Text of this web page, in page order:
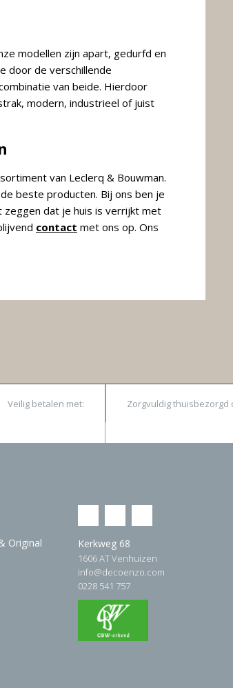
modellen zijn apart, gedurfd en
door de verschillende
van beide. Hierdoor
modern, industrieel of juist
van Leclerq & Bouwman.
beste producten. Bij ons ben je
zeggen dat je huis is verrijkt met
contact met ons op. Ons
Veilig betalen met: Zorgvuldig thuisbezorgd
Original
Kerkweg 68
1606 AT Venhuizen
info@decoenzo.com
0228 541 757